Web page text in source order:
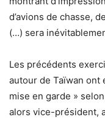
d’avions de chasse,
(…) sera
Les précédents
autour de Taïwan ont
mise en garde »
alors vice-président,